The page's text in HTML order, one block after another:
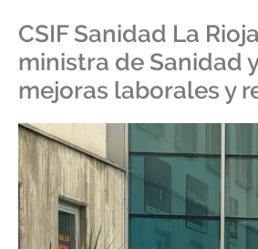
CSIF Sanidad La
ministra de Sanidad
mejoras laborales y